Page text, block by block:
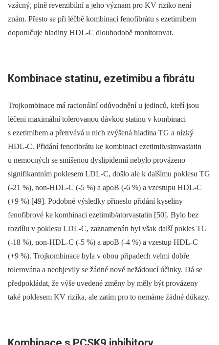
vzácný, plně reverzibilní a jeho význam pro KV riziko není
znám. Přesto se při léčbě kombinací fenofibrátu s ezetimibem
doporučuje hladiny HDL-C dlouhodobě monitorovat.
Kombinace statinu, ezetimibu a fibrátu
Trojkombinace má racionální odůvodnění u jedinců, kteří jsou
léčeni maximální tolerovanou dávkou statinu v kombinaci
s ezetimibem a přetrvává u nich zvýšená hladina TG a nízký
HDL-C. Přidání fenofibrátu ke kombinaci ezetimib/simvastatin
u nemocných se smíšenou dyslipidemií nebylo provázeno
signifikantním poklesem LDL-C, došlo ale k dalšímu poklesu TG
(-21 %), non-HDL-C (-5 %) a apoB (-6 %) a vzestupu HDL-C
(+9 %) [49]. Podobné výsledky přineslo přidání kyseliny
fenofibrové ke kombinaci ezetimib/atorvastatin [50]. Bylo bez
rozdílu v poklesu LDL-C, zaznamenán byl však další pokles TG
(-18 %), non-HDL-C (-5 %) a apoB (-4 %) a vzestup HDL-C
(+9 %). Trojkombinace byla v obou případech velmi dobře
tolerována a neobjevily se žádné nové nežádoucí účinky. Dá se
předpokládat, že výše uvedené změny by měly být provázeny
také poklesem KV rizika, ale zatím pro to nemáme žádné důkazy.